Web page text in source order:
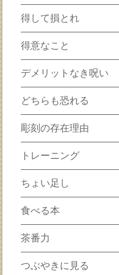
得して損とれ
得意なこと
デメリットなき呪い
どちらも恐れる
彫刻の存在理由
トレーニング
ちょい足し
食べる本
茶番力
つぶやきに見る